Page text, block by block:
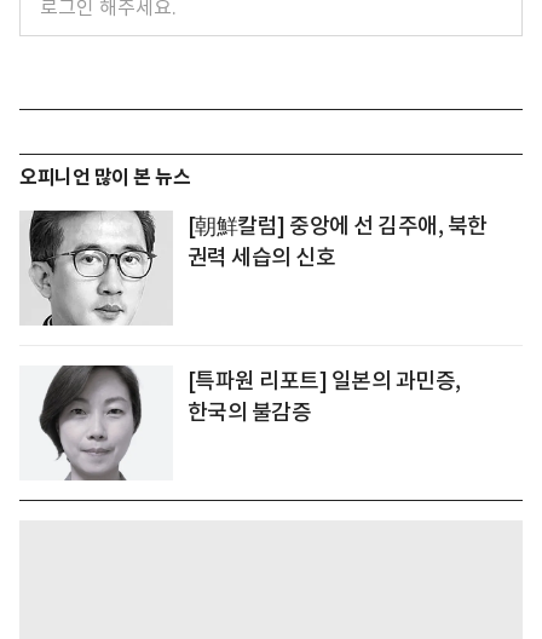
오피니언 많이 본 뉴스
[朝鮮칼럼] 중앙에 선 김주애, 북한
권력 세습의 신호
[특파원 리포트] 일본의 과민증,
한국의 불감증